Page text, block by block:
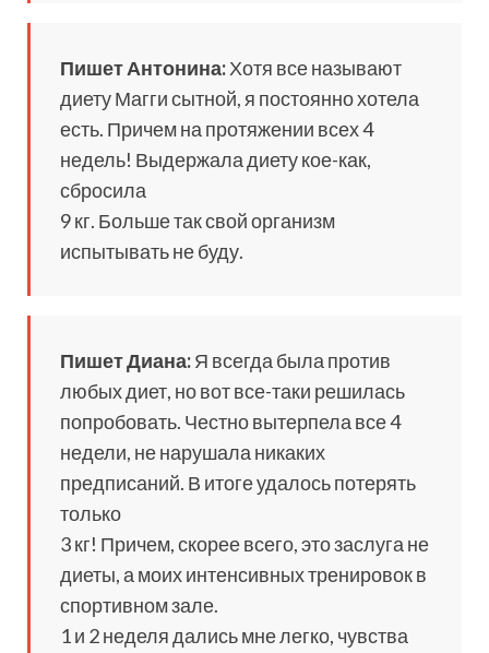
Пишет Антонина:Хотя все называют
диету Магги сытной, я постоянно хотела
есть. Причем на протяжении всех 4
недель! Выдержала диету кое-как,
сбросила
9 кг. Больше так свой организм
испытывать не буду.
Пишет Диана:Я всегда была против
любых диет, но вот все-таки решилась
попробовать. Честно вытерпела все 4
недели, не нарушала никаких
предписаний. В итоге удалось потерять
только
3 кг! Причем, скорее всего, это заслуга не
диеты, а моих интенсивных тренировок в
спортивном зале.
1 и 2 неделя дались мне легко, чувства